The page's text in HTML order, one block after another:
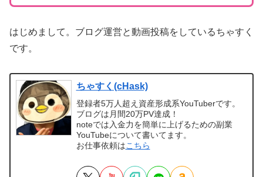
はじめまして。ブログ運営と動画投稿をしているちゃすく
です。
ちゃすく(cHask)
登録者5万人超え資産形成系YouTuberです。
ブログは月間20万PV達成！
noteでは入金力を簡単に上げるための副業
YouTubeについて書いてます。
お仕事依頼はこちら